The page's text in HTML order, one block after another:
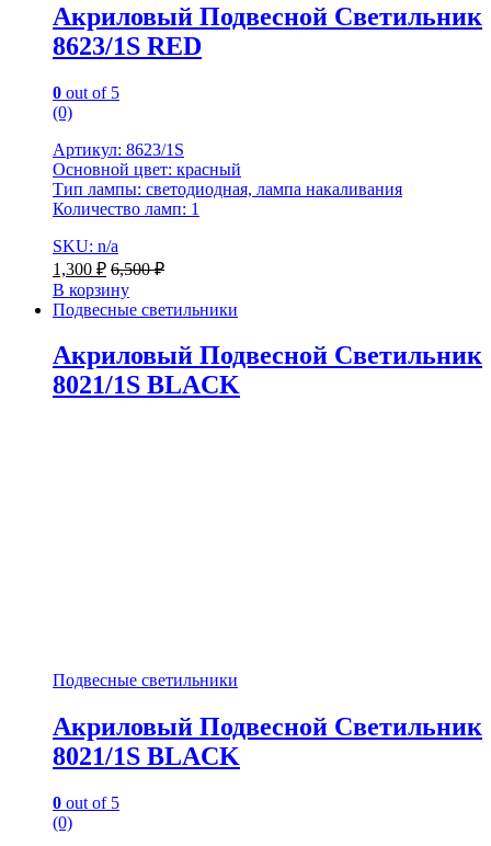
Акриловый Подвесной Светильник
8623/1S RED
0 out of 5
(0)
Артикул: 8623/1S
Основной цвет: красный
Тип лампы: светодиодная, лампа накаливания
Количество ламп: 1
SKU: n/a
1,300 ₽ 6,500₽
В корзину
Подвесные светильники
Акриловый Подвесной Светильник
8021/1S BLACK
Подвесные светильники
Акриловый Подвесной Светильник
8021/1S BLACK
0 out of 5
(0)